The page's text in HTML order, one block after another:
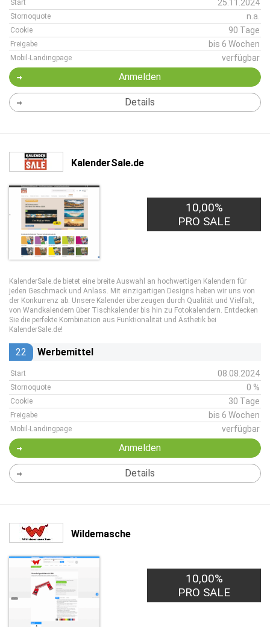
Start 25.11.2024
Stornoquote n.a.
Cookie 90 Tage
Freigabe bis 6 Wochen
Mobil-Landingpage verfügbar
Anmelden
Details
KalenderSale.de
10,00%
PRO SALE
KalenderSale.de bietet eine breite Auswahl an hochwertigen Kalendern für
jeden Geschmack und Anlass. Mit einzigartigen Designs heben wir uns von
der Konkurrenz ab. Unsere Kalender überzeugen durch Qualität und Vielfalt,
von Wandkalendern über Tischkalender bis hin zu Fotokalendern. Entdecken
Sie die perfekte Kombination aus Funktionalität und Ästhetik bei
KalenderSale.de!
22 Werbemittel
Start 08.08.2024
Stornoquote 0 %
Cookie 30 Tage
Freigabe bis 6 Wochen
Mobil-Landingpage verfügbar
Anmelden
Details
Wildemasche
10,00%
PRO SALE